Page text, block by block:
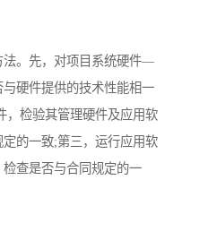
法。先，对项目系统硬件—
硬件提供的技术性能相一
，检验其管理硬件及应用软
的一致;第三，运行应用软
查是否与合同规定的一